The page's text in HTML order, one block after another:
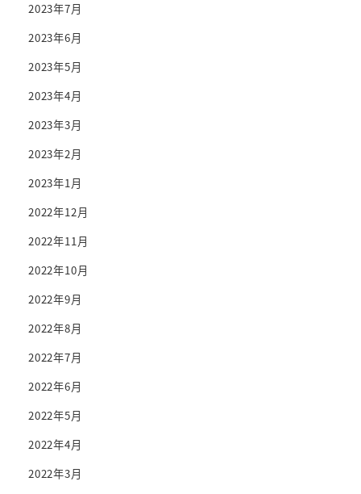
2023年7月
2023年6月
2023年5月
2023年4月
2023年3月
2023年2月
2023年1月
2022年12月
2022年11月
2022年10月
2022年9月
2022年8月
2022年7月
2022年6月
2022年5月
2022年4月
2022年3月